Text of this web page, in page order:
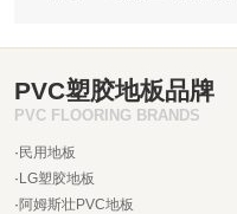
PVC塑胶地板品牌
PVC FLOORING BRANDS
· 民用地板
· LG塑胶地板
·阿姆斯壮PVC地板